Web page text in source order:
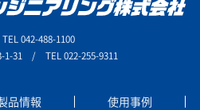
042-488-1100
31 / TEL 022-255-9311
品情報
使用事例